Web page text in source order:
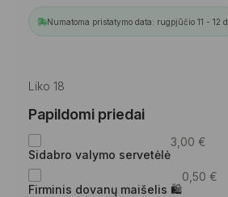
Numatoma pristatymo data: rugpjūčio 11 - 12 d.
Liko 18
Papildomi priedai
Sidabro valymo servetėlė
3,00 €
Firminis dovanų maišelis 🛍
0,50 €